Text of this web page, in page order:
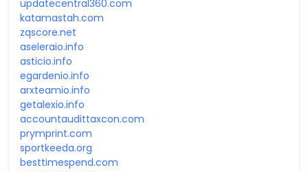
updatecentral360.com
katamastah.com
zqscore.net
aseleraio.info
asticio.info
egardenio.info
arxteamio.info
getalexio.info
accountaudittaxcon.com
prymprint.com
sportkeeda.org
besttimespend.com